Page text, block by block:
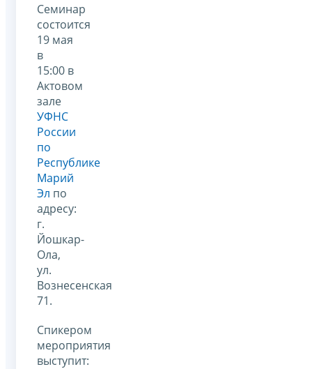
Семинар
состоится
19 мая
в
15:00 в
Актовом
зале
УФНС
России
по
Республике
Марий
Эл по
адресу:
г.
Йошкар-
Ола,
ул.
Вознесенская
71.
Спикером
мероприятия
выступит: